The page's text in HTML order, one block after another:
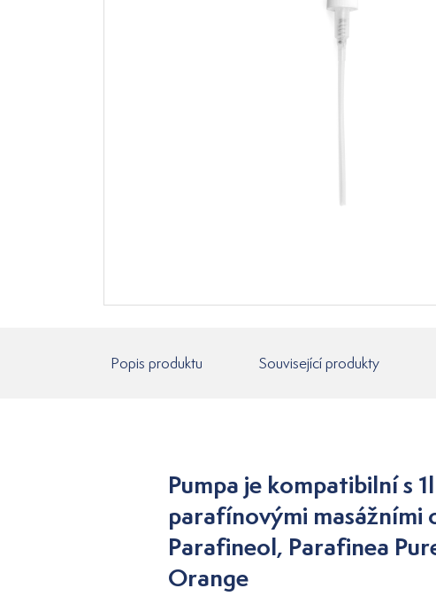
Popis produktu Související produkty
Pumpa je kompatibilní s 1l
parafínovými masážními
Parafineol, Parafinea
Orange